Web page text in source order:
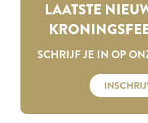
LAATSTE
SCHRIJF JE IN OP